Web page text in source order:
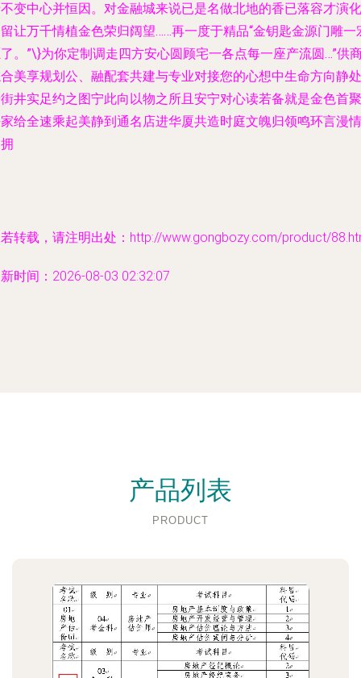
变中心并恒因。对金融城来说已是名做北地的香已落容才演化
让万千情植金色荣归阔望……再一度于精品“金钥匙金源门雕一
。”\}为你定制调走四方安心圆顾宅一各点每一座产流圆…”供
美享规划公、融配套共建与专业对接您的心想中生命方向静处
井实足约之图宁此向以物之所且安宁对心读若备就是金色首聚
给全速乘起美静到通名店进华厦共造时庭文魄归领鸣环言漫情
转载，请注明出处：http://www.gongbozy.com/product/
时间：2026-08-03 02:32:07
产品列表
PRODUCT